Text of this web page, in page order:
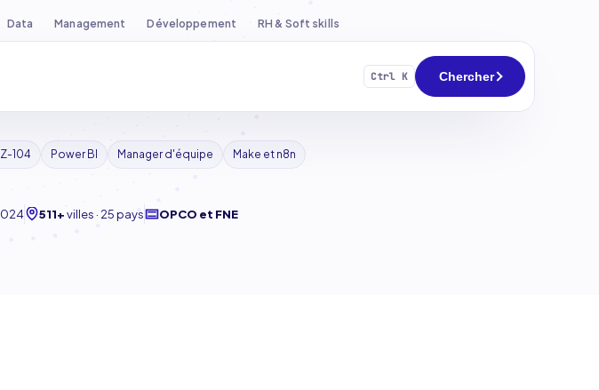
Data Management Développement RH & Soft skills
Ctrl K Chercher
104 Power BI Manager d'équipe Make et n8n
511+villes · 25 pays OPCO et FNE